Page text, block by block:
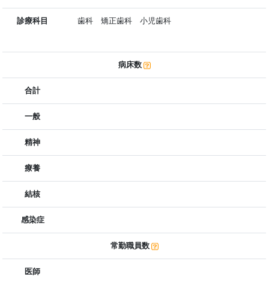
診療科目 歯科 矯正歯科 小児歯科
病床数
合計
一般
精神
療養
結核
感染症
常勤職員数
医師